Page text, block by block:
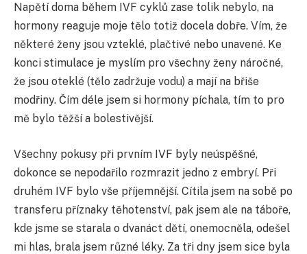
Napětí doma během IVF cyklů zase tolik nebylo, na
hormony reaguje moje tělo totiž docela dobře. Vím, že
některé ženy jsou vzteklé, plačtivé nebo unavené. Ke
konci stimulace je myslím pro všechny ženy náročné,
že jsou oteklé (tělo zadržuje vodu) a mají na břiše
modřiny. Čím déle jsem si hormony píchala, tím to pro
mě bylo těžší a bolestivější.
Všechny pokusy při prvním IVF byly neúspěšné,
dokonce se nepodařilo rozmrazit jedno z embryí. Při
druhém IVF bylo vše příjemnější. Cítila jsem na sobě po
transferu příznaky těhotenství, pak jsem ale na táboře,
kde jsme se starala o dvanáct dětí, onemocněla, odešel
mi hlas, brala jsem různé léky. Za tři dny jsem sice byla